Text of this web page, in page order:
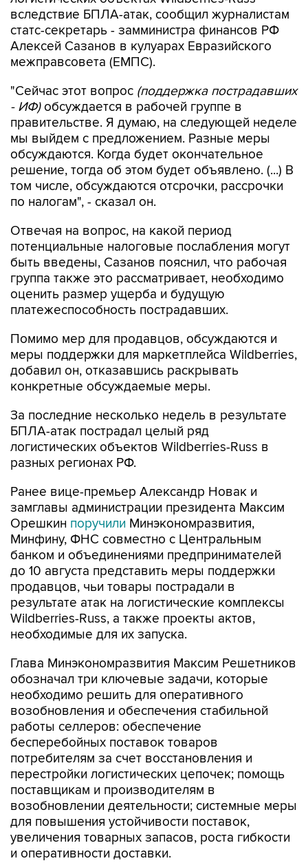
вследствие БПЛА-атак, сообщил журналистам
статс-секретарь - замминистра финансов РФ
Алексей Сазанов в кулуарах Евразийского
межправсовета (ЕМПС).
"Сейчас этот вопрос (поддержка пострадавших
- ИФ)обсуждается в рабочей группе в
правительстве. Я думаю, на следующей неделе
мы выйдем с предложением. Разные меры
обсуждаются. Когда будет окончательное
решение, тогда об этом будет объявлено. (...) В
том числе, обсуждаются отсрочки, рассрочки
по налогам", - сказал он.
Отвечая на вопрос, на какой период
потенциальные налоговые послабления могут
быть введены, Сазанов пояснил, что рабочая
группа также это рассматривает, необходимо
оценить размер ущерба и будущую
платежеспособность пострадавших.
Помимо мер для продавцов, обсуждаются и
меры поддержки для маркетплейса Wildberries,
добавил он, отказавшись раскрывать
конкретные обсуждаемые меры.
За последние несколько недель в результате
БПЛА-атак пострадал целый ряд
логистических объектов Wildberries-Russ в
разных регионах РФ.
Ранее вице-премьер Александр Новак и
замглавы администрации президента Максим
Орешкин поручили Минэкономразвития,
Минфину, ФНС совместно с Центральным
банком и объединениями предпринимателей
до 10 августа представить меры поддержки
продавцов, чьи товары пострадали в
результате атак на логистические комплексы
Wildberries-Russ, а также проекты актов,
необходимые для их запуска.
Глава Минэкономразвития Максим Решетников
обозначал три ключевые задачи, которые
необходимо решить для оперативного
возобновления и обеспечения стабильной
работы селлеров: обеспечение
бесперебойных поставок товаров
потребителям за счет восстановления и
перестройки логистических цепочек; помощь
поставщикам и производителям в
возобновлении деятельности; системные меры
для повышения устойчивости поставок,
увеличения товарных запасов, роста гибкости
и оперативности доставки.